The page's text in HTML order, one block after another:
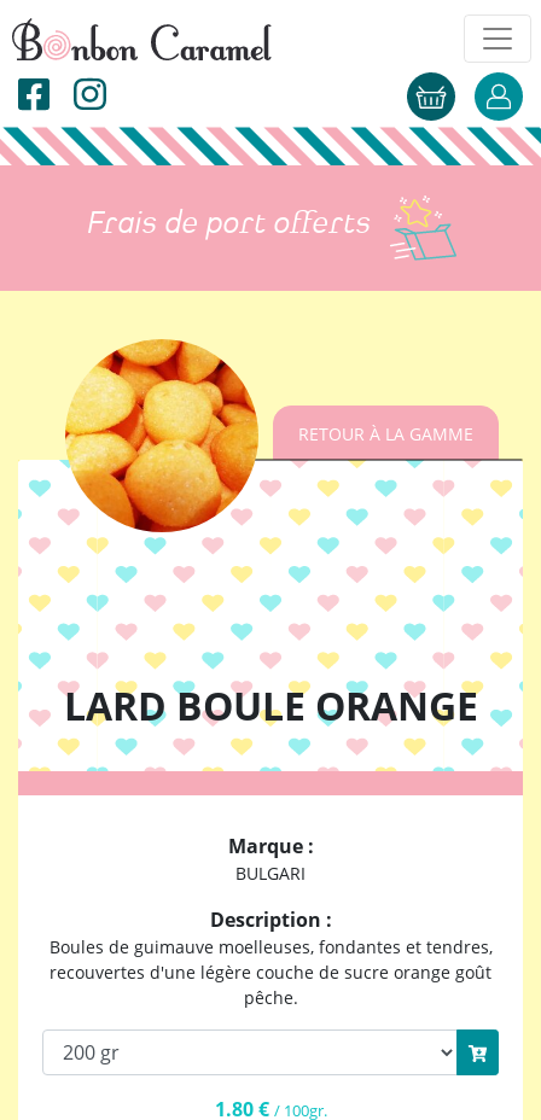
Frais de port offerts
RETOUR À LA GAMME
LARD BOULE ORANGE
Marque :
BULGARI
Description :
Boules de guimauve moelleuses, fondantes et tendres,
recouvertes d'une légère couche de sucre orange goût
pêche.
1.80 € / 100gr.